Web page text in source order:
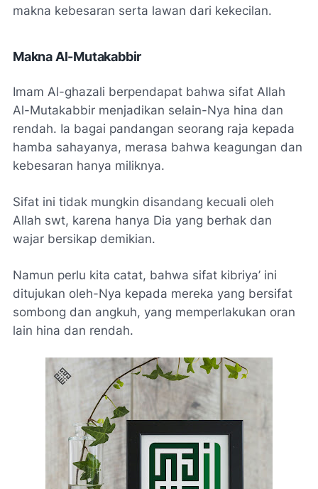
makna kebesaran serta lawan dari kekecilan.
Makna Al-Mutakabbir
Imam Al-ghazali berpendapat bahwa sifat Allah
Al-Mutakabbir menjadikan selain-Nya hina dan
rendah. Ia bagai pandangan seorang raja kepada
hamba sahayanya, merasa bahwa keagungan dan
kebesaran hanya miliknya.
Sifat ini tidak mungkin disandang kecuali oleh
Allah swt, karena hanya Dia yang berhak dan
wajar bersikap demikian.
Namun perlu kita catat, bahwa sifat kibriya’ ini
ditujukan oleh-Nya kepada mereka yang bersifat
sombong dan angkuh, yang memperlakukan oran
lain hina dan rendah.